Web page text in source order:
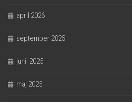
april 2026
september 2025
junij 2025
maj 2025